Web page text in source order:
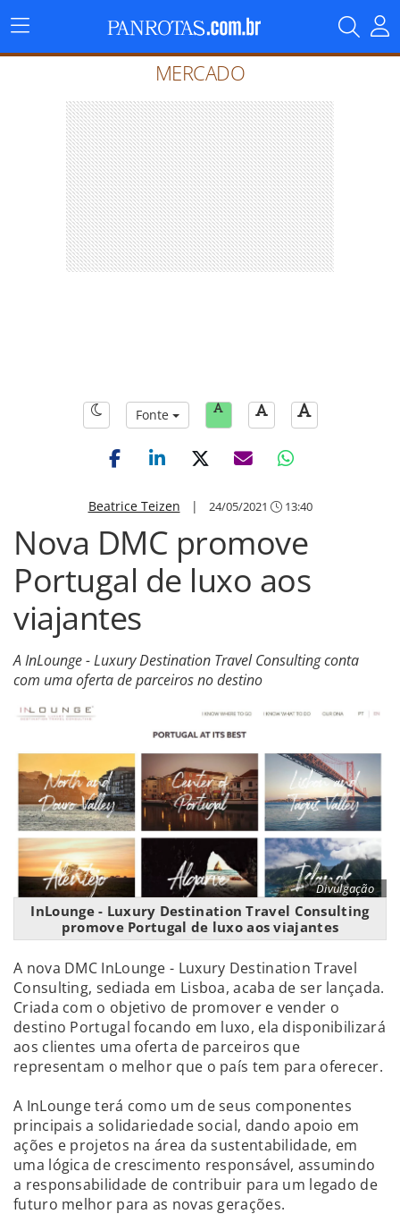
Menu
Principal
MERCADO
Fonte
Beatrice Teizen | 24/05/2021 13:40
Nova DMC promove
Portugal de luxo aos
viajantes
A InLounge - Luxury Destination Travel Consulting conta
com uma oferta de parceiros no destino
Divulgação
InLounge - Luxury Destination Travel Consulting
promove Portugal de luxo aos viajantes
A nova DMC InLounge - Luxury Destination Travel
Consulting, sediada em Lisboa, acaba de ser lançada.
Criada com o objetivo de promover e vender o
destino Portugal focando em luxo, ela disponibilizará
aos clientes uma oferta de parceiros que
representam o melhor que o país tem para oferecer.
A InLounge terá como um de seus componentes
principais a solidariedade social, dando apoio em
ações e projetos na área da sustentabilidade, em
uma lógica de crescimento responsável, assumindo
a responsabilidade de contribuir para um legado de
futuro melhor para as novas gerações.